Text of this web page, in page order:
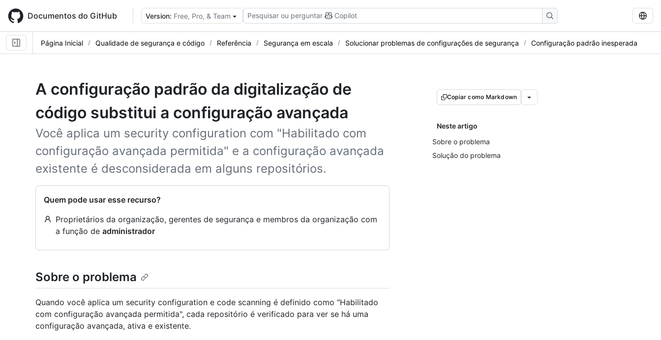
main
content
Documentos do GitHub Version: Free, Pro, & Team Pesquisar ou perguntar Copilot
Página Inicial Qualidade de segurança e código Referência Segurança em escala Solucionar problemas de configurações de segurança Configuração padrão inesperada
A configuração padrão da digitalização de
código substitui a configuração avançada
Você aplica um security configuration com "Habilitado com
configuração avançada permitida" e a configuração avançada
existente é desconsiderada em alguns repositórios.
Quem pode usar esse recurso?
Proprietários da organização, gerentes de segurança e membros da organização com
a função de administrador
Copiar como Markdown
Neste artigo
Sobre o problema
Solução do problema
Sobre o problema
Quando você aplica um security configuration e code scanning é definido como "Habilitado
com configuração avançada permitida", cada repositório é verificado para ver se há uma
configuração avançada, ativa e existente.